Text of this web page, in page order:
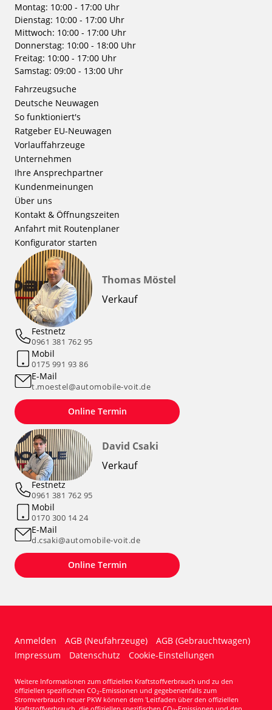
Montag: 10:00 - 17:00 Uhr
Dienstag: 10:00 - 17:00 Uhr
Mittwoch: 10:00 - 17:00 Uhr
Donnerstag: 10:00 - 18:00 Uhr
Freitag: 10:00 - 17:00 Uhr
Samstag: 09:00 - 13:00 Uhr
Fahrzeugsuche
Deutsche Neuwagen
So funktioniert's
Ratgeber EU-Neuwagen
Vorlauffahrzeuge
Unternehmen
Ihre Ansprechpartner
Kundenmeinungen
Über uns
Kontakt & Öffnungszeiten
Anfahrt mit Routenplaner
Konfigurator starten
Thomas Möstel
Verkauf
Festnetz
0961 381 762 95
Mobil
0175 991 93 86
E-Mail
t.moestel@automobile-voit.de
Online Termin
David Csaki
Verkauf
Festnetz
0961 381 762 95
Mobil
0170 300 14 24
E-Mail
d.csaki@automobile-voit.de
Online Termin
Anmelden AGB (Neufahrzeuge)
AGB (Gebrauchtwagen)
Impressum
Datenschutz Cookie-Einstellungen
Weitere Informationen zum offiziellen Kraftstoffverbrauch und zu den
offiziellen spezifischen CO2-Emissionen und gegebenenfalls zum
Stromverbrauch neuer PKW können dem 'Leitfaden über den offiziellen